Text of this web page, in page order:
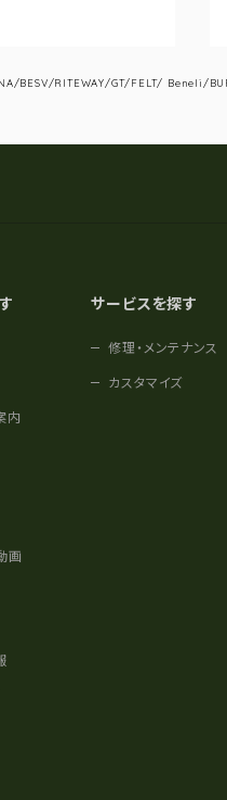
BESV/RITEWAY/GT/FELT/ Beneli/
内
画
サービスを探す
修理・メンテナンス
カスタマイズ